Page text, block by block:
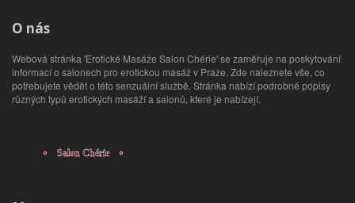
O nás
Webová stránka 'Erotické Masáže Salon Chérie' se zaměřuje na poskytování
informací o salonech pro erotickou masáž v Praze. Zde naleznete vše, co
potřebujete vědět o této senzuální službě. Stránka nabízí podrobné popisy
různých typů erotických masáží a salonů, které je nabízejí.